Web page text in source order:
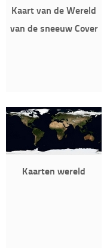
Kaart van de Wereld
van de sneeuw Cover
Kaarten wereld